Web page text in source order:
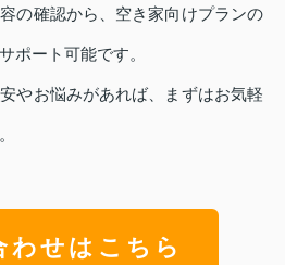
の確認から、空き家向けプランの
ポート可能です。
やお悩みがあれば、まずはお気軽
わせはこちら